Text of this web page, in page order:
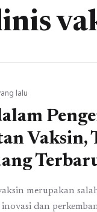
lalu
Vaksin,
merupakan
dan